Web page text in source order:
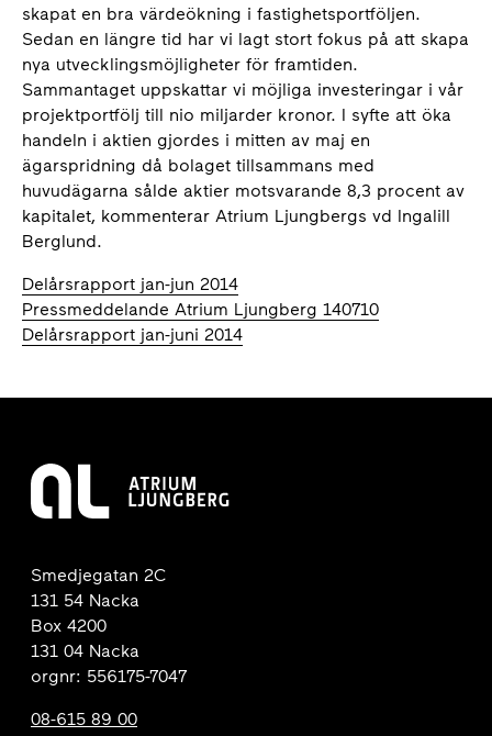
skapat en bra värdeökning i fastighetsportföljen.
Sedan en längre tid har vi lagt stort fokus på att skapa
nya utvecklingsmöjligheter för framtiden.
Sammantaget uppskattar vi möjliga investeringar i vår
projektportfölj till nio miljarder kronor. I syfte att öka
handeln i aktien gjordes i mitten av maj en
ägarspridning då bolaget tillsammans med
huvudägarna sålde aktier motsvarande 8,3 procent av
kapitalet, kommenterar Atrium Ljungbergs vd Ingalill
Berglund.
Delårsrapport jan-jun 2014
Pressmeddelande Atrium Ljungberg 140710
Delårsrapport jan-juni 2014
Smedjegatan 2C
131 54 Nacka
Box 4200
131 04 Nacka
orgnr: 556175-7047
08-615 89 00